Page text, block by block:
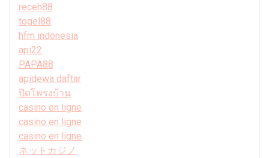
receh88
togel88
hfm indonesia
api22
PAPA88
apidewa daftar
ปิดโพรงบ้าน
casino en ligne
casino en ligne
casino en ligne
ネットカジノ